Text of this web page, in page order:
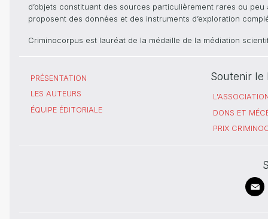
d’objets constituant des sources particulièrement rares ou
proposent des données et des instruments d’exploration
Criminocorpus est lauréat de la médaille de la médiation
PRÉSENTATION
LES AUTEURS
ÉQUIPE ÉDITORIALE
Soutenir le
DONS ET
PRIX